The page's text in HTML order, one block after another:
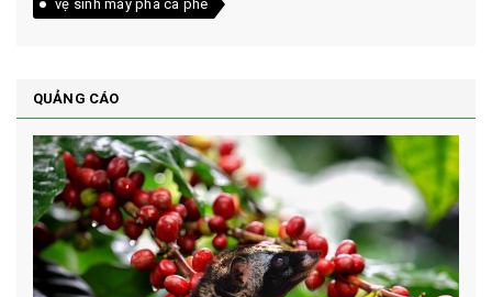
vệ sinh máy pha cà phê
QUẢNG CÁO